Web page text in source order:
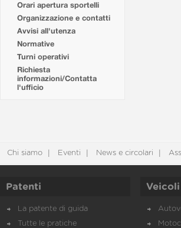
Orari apertura sportelli
Organizzazione e contatti
Avvisi all'utenza
Normative
Turni operativi
Richiesta
informazioni/Contatta
l'ufficio
Chi siamo Eventi News e circolari
Patenti
La patente di guida
Tutte le pratiche
Veicoli